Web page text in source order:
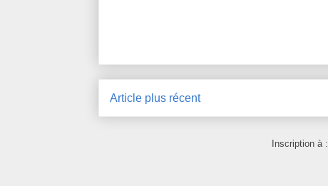
Article plus récent
Inscription à :